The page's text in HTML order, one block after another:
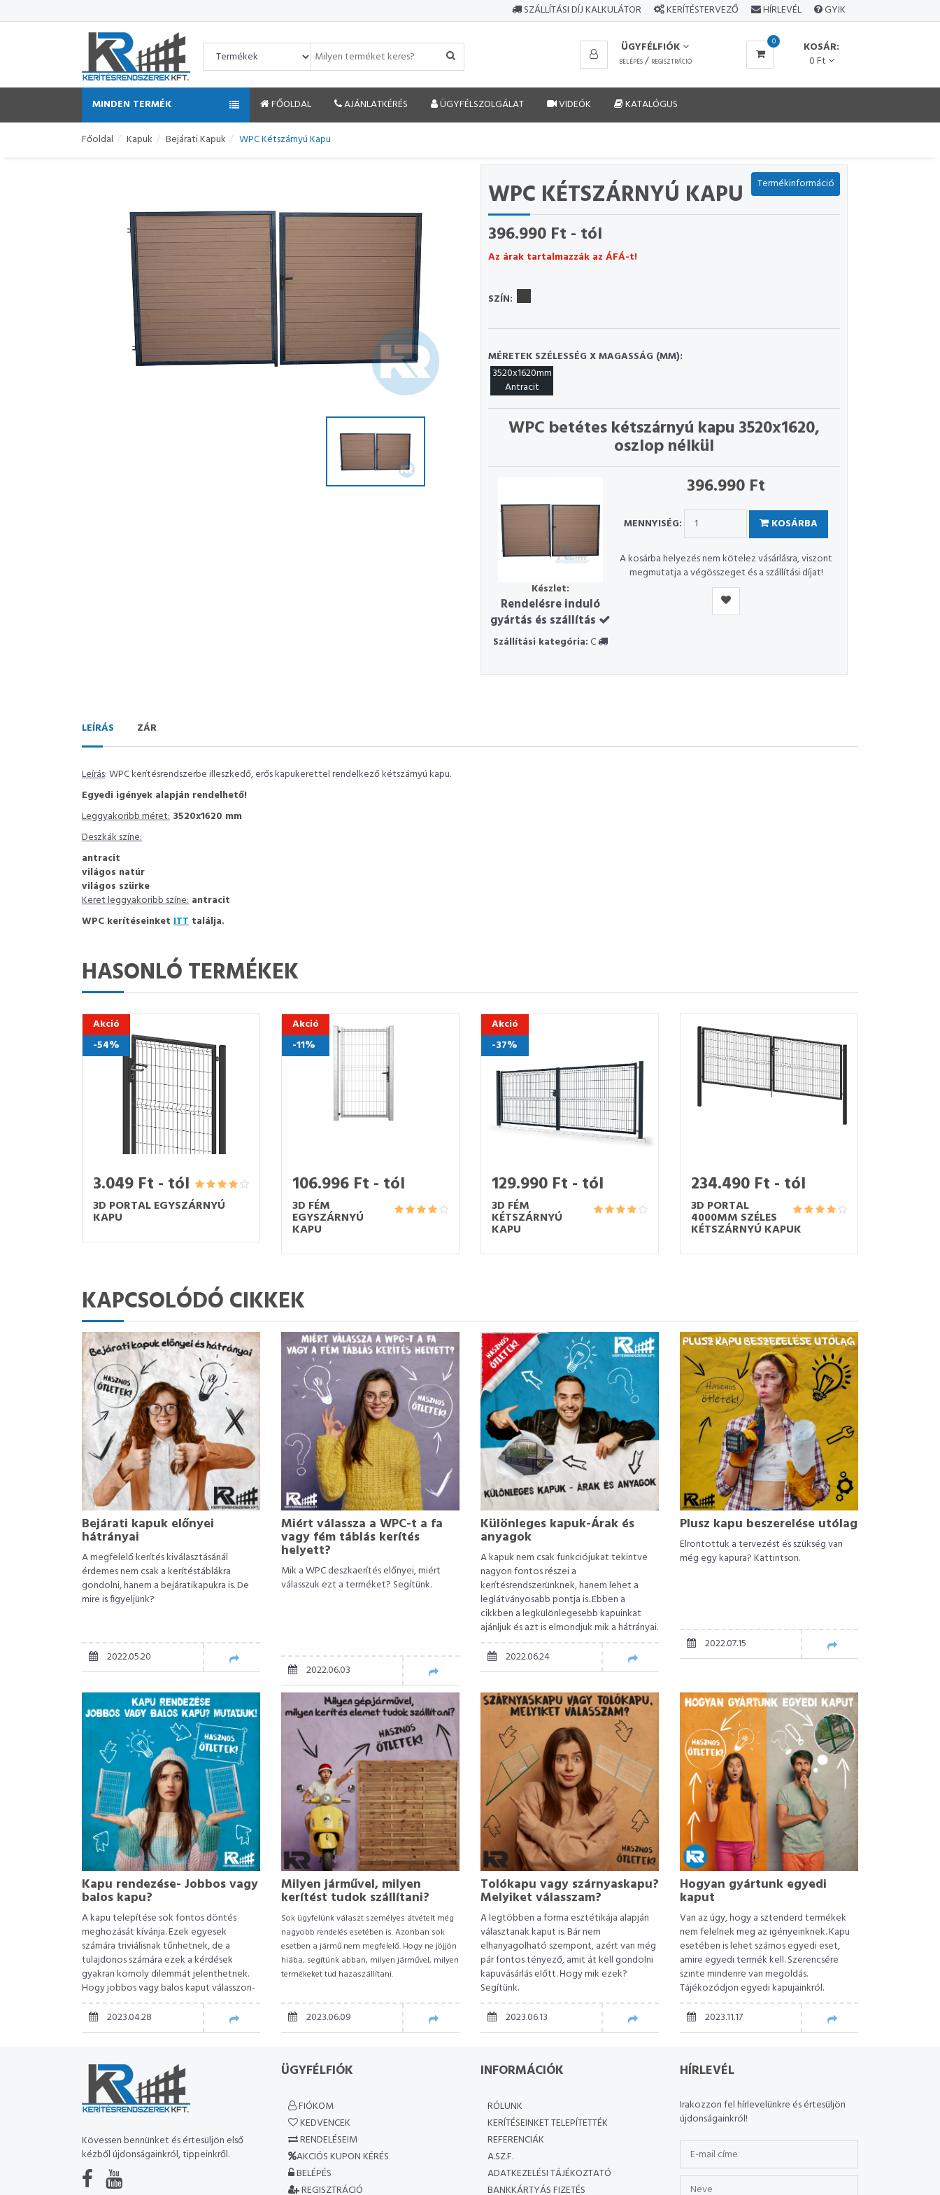
SZÁLLÍTÁSI DÍJ KALKULÁTOR KERÍTÉSTERVEZŐ HÍRLEVÉL GYIK
ÜGYFÉLFIÓK
BELÉPÉS/ REGISZTRÁCIÓ
0
KOSÁR:
0 Ft
MINDEN TERMÉK FŐOLDAL AJÁNLATKÉRÉS ÜGYFÉLSZOLGÁLAT VIDEÓK KATALÓGUS
Főoldal Kapuk Bejárati Kapuk WPC Kétszárnyú Kapu
Termékinformáció
WPC KÉTSZÁRNYÚ KAPU
396.990 Ft - tól
Az árak tartalmazzák az ÁFÁ-t!
SZÍN:
MÉRETEK SZÉLESSÉG X MAGASSÁG (MM):
3520x1620mm
Antracit
WPC betétes kétszárnyú kapu 3520x1620,
oszlop nélkül
Készlet:
Rendelésre induló
gyártás és szállítás
Szállítási kategória:C
396.990 Ft
MENNYISÉG: KOSÁRBA
A kosárba helyezés nem kötelez vásárlásra, viszont
megmutatja a végösszeget és a szállítási díjat!
LEÍRÁS ZÁR
Leírás: WPC kerítésrendszerbe illeszkedő, erős kapukerettel rendelkező kétszárnyú kapu.
Egyedi igények alapján rendelhető!
Leggyakoribb méret: 3520x1620 mm
Deszkák színe:
antracit
világos natúr
világos szürke
Keret leggyakoribb színe: antracit
WPC kerítéseinket ITT találja.
HASONLÓ TERMÉKEK
Akció
-54%
3.049 Ft - tól
3D PORTAL EGYSZÁRNYÚ
KAPU
Akció
-11%
106.996 Ft - tól
3D FÉM
EGYSZÁRNYÚ
KAPU
Akció
-37%
129.990 Ft - tól
3D FÉM
KÉTSZÁRNYÚ
KAPU
234.490 Ft - tól
3D PORTAL
4000MM SZÉLES
KÉTSZÁRNYÚ KAPUK
KAPCSOLÓDÓ CIKKEK
Bejárati kapuk előnyei
hátrányai
A megfelelő kerítés kiválasztásánál
érdemes nem csak a kerítéstáblákra
gondolni, hanem a bejáratikapukra is. De
mire is figyeljünk?
2022.05.20
Miért válassza a WPC-t a fa
vagy fém táblás kerítés
helyett?
Mik a WPC deszkaerítés előnyei, miért
válasszuk ezt a terméket? Segítünk.
2022.06.03
Különleges kapuk-Árak és
anyagok
A kapuk nem csak funkciójukat tekintve
nagyon fontos részei a
kerítésrendszerünknek, hanem lehet a
leglátványosabb pontja is. Ebben a
cikkben a legkülönlegesebb kapuinkat
ajánljuk és azt is elmondjuk mik a hátrányai.
2022.06.24
Plusz kapu beszerelése utólag
Elrontottuk a tervezést és szükség van
még egy kapura? Kattintson.
2022.07.15
Kapu rendezése- Jobbos vagy
balos kapu?
A kapu telepítése sok fontos döntés
meghozását kívánja. Ezek egyesek
számára triviálisnak tűnhetnek, de a
tulajdonos számára ezek a kérdések
gyakran komoly dilemmát jelenthetnek.
Hogy jobbos vagy balos kaput válasszon-
e arra most választ adunk.
2023.04.28
Milyen járművel, milyen
kerítést tudok szállítani?
Sok ügyfelünk választ személyes átvételt még
nagyobb rendelés esetében is. Azonban sok
esetben a jármű nem megfelelő. Hogy ne jöjjön
hiába, segítünk abban, milyen járművel, milyen
termékeket tud hazaszállítani.
2023.06.09
Tolókapu vagy szárnyaskapu?
Melyiket válasszam?
A legtöbben a forma esztétikája alapján
választanak kaput is. Bár nem
elhanyagolható szempont, azért van még
pár fontos tényező, amit át kell gondolni
kapuvásárlás előtt. Hogy mik ezek?
Segítünk.
2023.06.13
Hogyan gyártunk egyedi
kaput
Van az úgy, hogy a sztenderd termékek
nem felelnek meg az igényeinknek. Kapu
esetében is lehet számos egyedi eset,
amire egyedi termék kell. Szerencsére
szinte mindenre van megoldás.
Tájékozódjon egyedi kapujainkról.
2023.11.17
Kövessen bennünket és értesüljön első
kézből újdonságainkról, tippeinkről.
ÜGYFÉLFIÓK
FIÓKOM
KEDVENCEK
RENDELÉSEIM
AKCIÓS KUPON KÉRÉS
BELÉPÉS
REGISZTRÁCIÓ
INFORMÁCIÓK
RÓLUNK
KERÍTÉSEINKET TELEPÍTETTÉK
REFERENCIÁK
A.SZ.F.
ADATKEZELÉSI TÁJÉKOZTATÓ
BANKKÁRTYÁS FIZETÉS
HÍRLEVÉL
Irakozzon fel hírlevelünkre és értesüljön
újdonságainkról!